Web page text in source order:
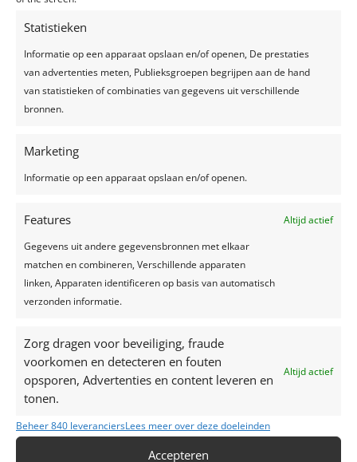
Statistieken
Informatie op een apparaat opslaan en/of openen, De prestaties
van advertenties meten, Publieksgroepen begrijpen aan de hand
van statistieken of combinaties van gegevens uit verschillende
bronnen.
Marketing
Informatie op een apparaat opslaan en/of openen.
Features
Altijd actief
Gegevens uit andere gegevensbronnen met elkaar
matchen en combineren, Verschillende apparaten
linken, Apparaten identificeren op basis van automatisch
verzonden informatie.
Zorg dragen voor beveiliging, fraude
voorkomen en detecteren en fouten
opsporen, Advertenties en content leveren en
tonen.
Altijd actief
Beheer 840 leveranciersLees meer over deze doeleinden
Accepteren
In deze blog hebben we speciaal voor jou de
welke kleuren ‘in’ zijn op dit moment en met welke
jurk en bruidskapsel jij het hart van jouw
toekomstige kan veroveren! Veel leesplezier! Het
kleurenpallet In 2021...
Recente berichten
Een feest plannen, wat geef je uit?
Trouwjurken trends 2024
Zelfgemaakte limonade, hét recept voor een
verkoelend drankje!
Zo creëer je het perfecte sprookjesfeest!
Recente reacties